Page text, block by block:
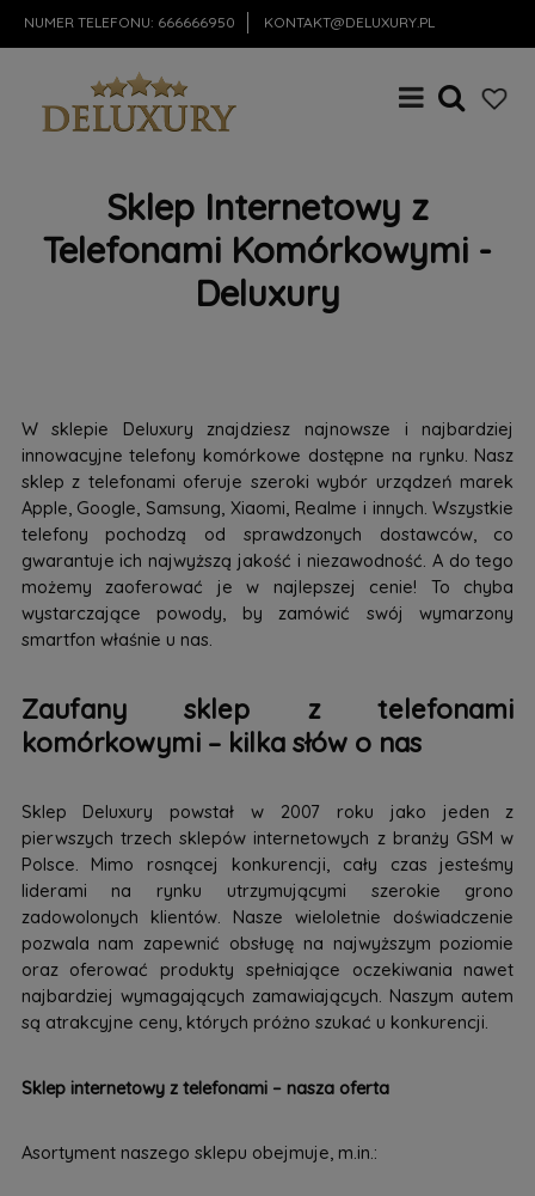
NUMER TELEFONU: 666666950 KONTAKT@DELUXURY.PL
Sklep Internetowy z
Telefonami Komórkowymi -
Deluxury
W sklepie Deluxury znajdziesz najnowsze i najbardziej
innowacyjne telefony komórkowe dostępne na rynku. Nasz
sklep z telefonami oferuje szeroki wybór urządzeń marek
Apple, Google, Samsung, Xiaomi, Realme i innych. Wszystkie
telefony pochodzą od sprawdzonych dostawców, co
gwarantuje ich najwyższą jakość i niezawodność. A do tego
możemy zaoferować je w najlepszej cenie! To chyba
wystarczające powody, by zamówić swój wymarzony
smartfon właśnie u nas.
Zaufany sklep z telefonami
komórkowymi – kilka słów o nas
Sklep Deluxury powstał w 2007 roku jako jeden z
pierwszych trzech sklepów internetowych z branży GSM w
Polsce. Mimo rosnącej konkurencji, cały czas jesteśmy
liderami na rynku utrzymującymi szerokie grono
zadowolonych klientów. Nasze wieloletnie doświadczenie
pozwala nam zapewnić obsługę na najwyższym poziomie
oraz oferować produkty spełniające oczekiwania nawet
najbardziej wymagających zamawiających. Naszym autem
są atrakcyjne ceny, których próżno szukać u konkurencji.
Sklep internetowy z telefonami – nasza oferta
Asortyment naszego sklepu obejmuje, m.in.: